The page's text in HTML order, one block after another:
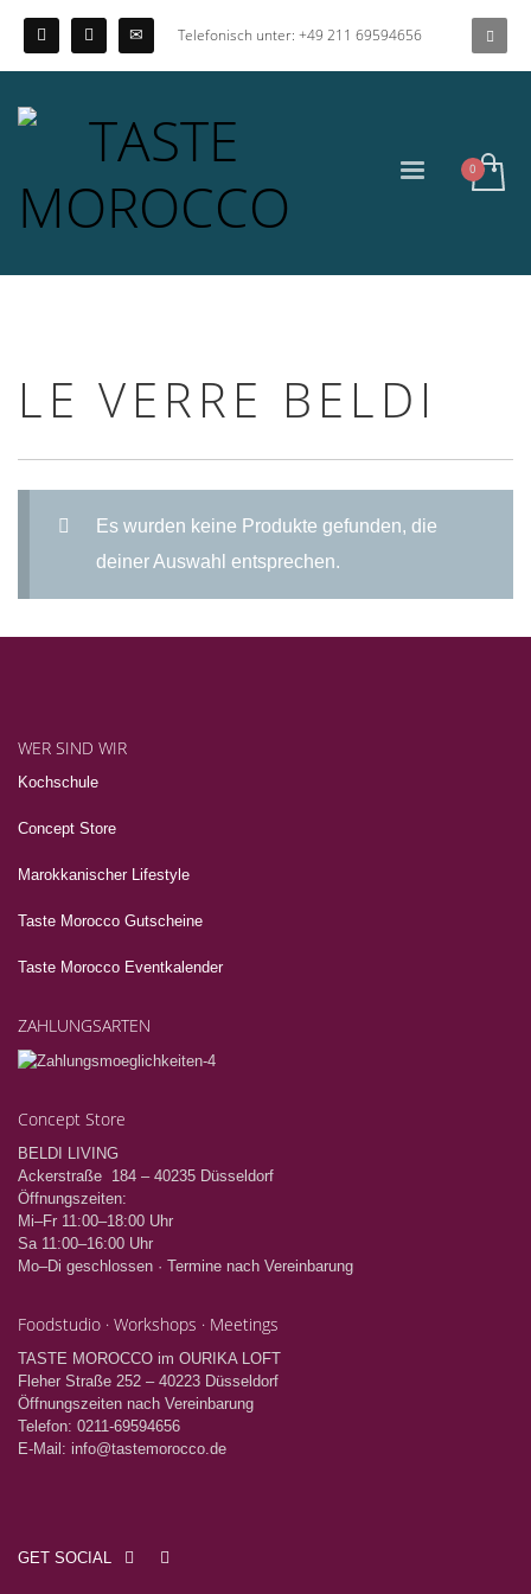
Telefonisch unter: +49 211 69594656
LE VERRE BELDI
Es wurden keine Produkte gefunden, die
deiner Auswahl entsprechen.
WER SIND WIR
Kochschule
Concept Store
Marokkanischer Lifestyle
Taste Morocco Gutscheine
Taste Morocco Eventkalender
ZAHLUNGSARTEN
Concept Store
BELDI LIVING
Ackerstraße 184 – 40235 Düsseldorf
Öffnungszeiten:
Mi–Fr 11:00–18:00 Uhr
Sa 11:00–16:00 Uhr
Mo–Di geschlossen · Termine nach Vereinbarung
Foodstudio · Workshops · Meetings
TASTE MOROCCO im OURIKA LOFT
Fleher Straße 252 – 40223 Düsseldorf
Öffnungszeiten nach Vereinbarung
Telefon: 0211-69594656
E-Mail: info@tastemorocco.de
GET SOCIAL